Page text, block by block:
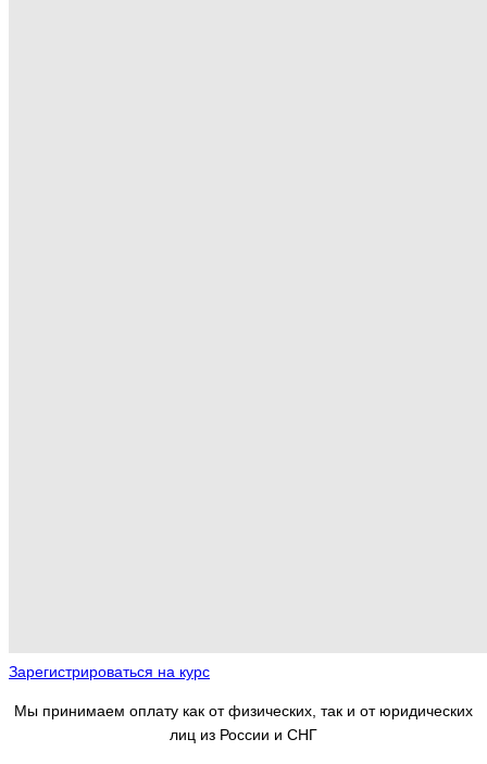
Зарегистрироваться на курс
Мы принимаем оплату как от физических, так и от юридических
лиц из России и СНГ